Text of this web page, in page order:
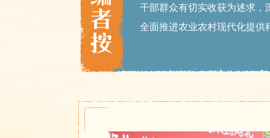
干部群众有切实收获为述求，
全面推进农业农村现代化提供